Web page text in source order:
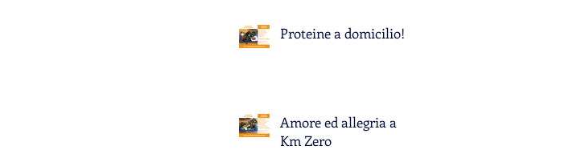
Proteine a domicilio!!
Amore ed allegria a
Km Zero